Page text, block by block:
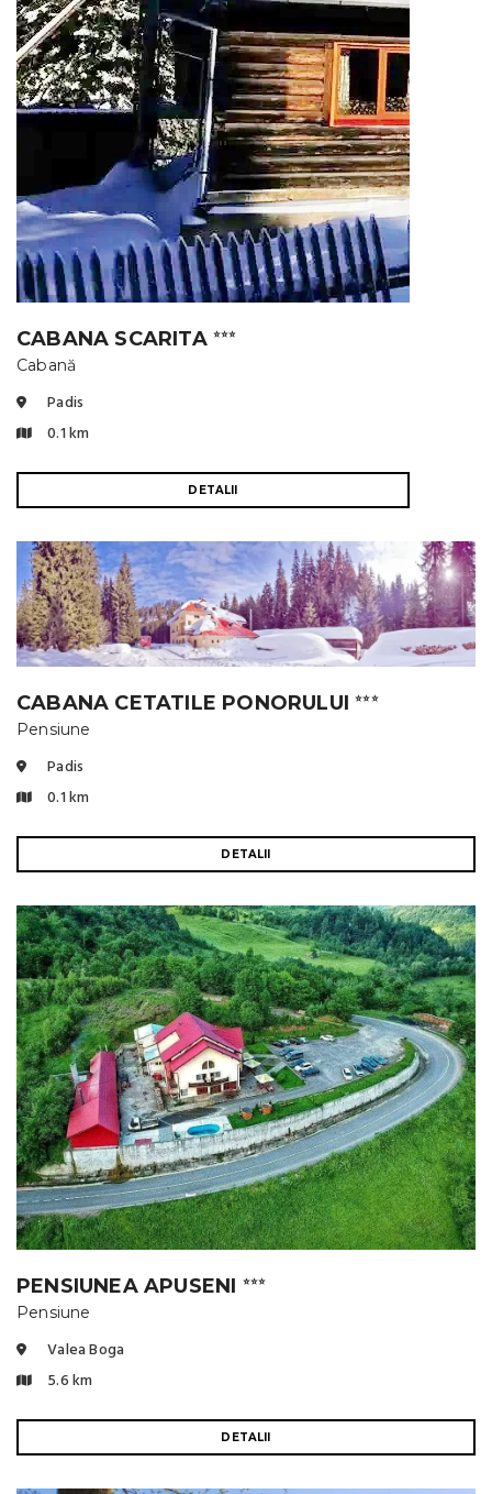
CABANA SCARITA ⭐⭐⭐
Cabană
Padis
0.1 km
DETALII
CABANA CETATILE PONORULUI⭐⭐⭐
Pensiune
Padis
0.1 km
DETALII
PENSIUNEA APUSENI ⭐⭐⭐
Pensiune
Valea Boga
5.6 km
DETALII